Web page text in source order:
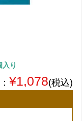
り
¥1,078(税込)